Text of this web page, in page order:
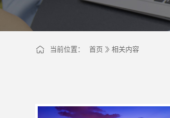
当前位置： 首页 相关内容